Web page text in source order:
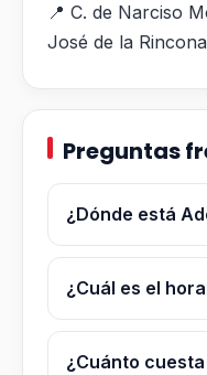
📍 C. de Narciso
José de la
Preguntas
¿Dónde está
¿Cuál es el
¿Cuánto